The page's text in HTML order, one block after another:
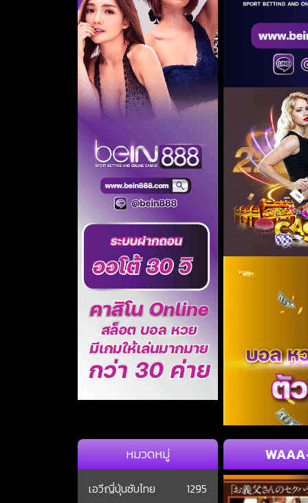
หมวดหมู่
เอวีญี่ปุ่นซับไทย 1295